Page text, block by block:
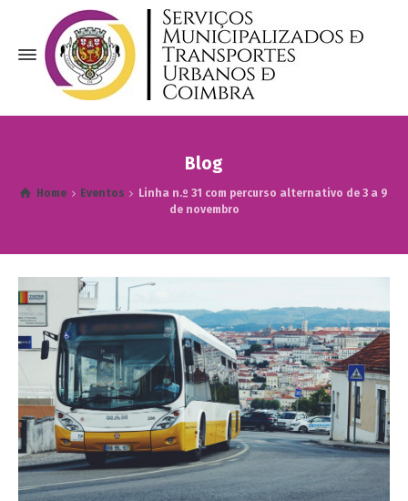
Blog
Home Eventos
Linha n.º 31 com percurso alternativo de 3 a 9
de novembro